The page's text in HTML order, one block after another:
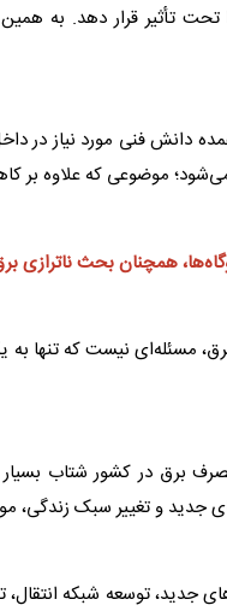
تحت تأثیر قرار دهد. به
دانش فنی مورد نیاز
موضوعی که علاوه بر
همچنان بحث ناترازی
، مسئله‌ای نیست که تنها
برق در کشور شتاب
جدید و تغییر سبک زندگی،
جدید، توسعه شبکه